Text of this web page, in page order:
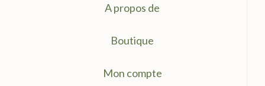
A propos de
Boutique
Mon compte